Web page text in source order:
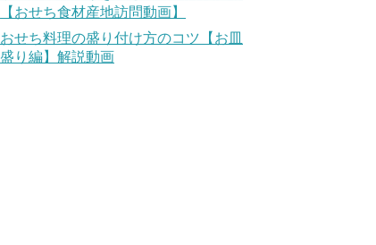
【おせち食材産地訪問動画】
おせち料理の盛り付け方のコツ【お皿
盛り編】解説動画